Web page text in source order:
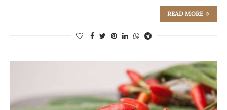
READ MORE